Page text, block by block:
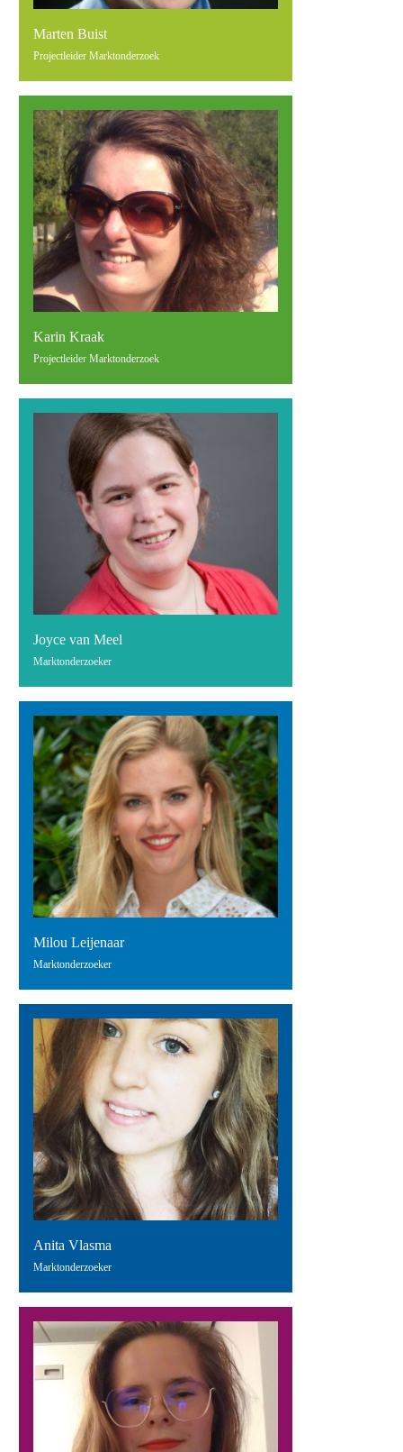
Marten Buist
Projectleider Marktonderzoek
Karin Kraak
Projectleider Marktonderzoek
Joyce van Meel
Marktonderzoeker
Milou Leijenaar
Marktonderzoeker
Anita Vlasma
Marktonderzoeker